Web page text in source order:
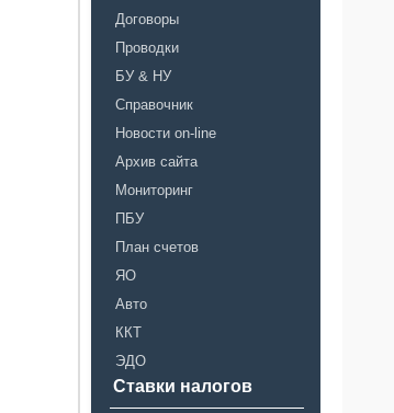
Договоры
Проводки
БУ & НУ
Справочник
Новости on-line
Архив сайта
Мониторинг
ПБУ
План счетов
ЯО
Авто
ККТ
ЭДО
Ставки налогов